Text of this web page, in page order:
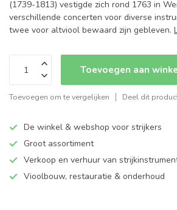
(1739-1813) vestigde zich rond 1763 in
verschillende concerten voor diverse
twee voor altviool bewaard zijn gebleven.
Toevoegen aan
Toevoegen om te vergelijken Deel dit
De winkel & webshop voor strijkers
Groot assortiment
Verkoop en verhuur van
Vioolbouw, restauratie & onderhoud